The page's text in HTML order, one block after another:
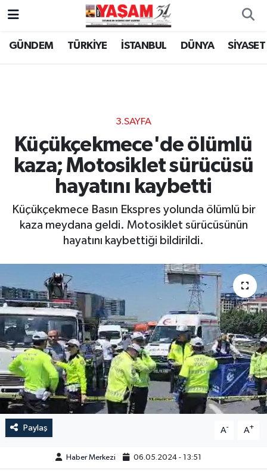
GÜNDEM TÜRKİYE İSTANBUL DÜNYA SİYASET
3.SAYFA
Küçükçekmece'de ölümlü
kaza; Motosiklet sürücüsü
hayatını kaybetti
Küçükçekmece Basın Ekspres yolunda ölümlü bir
kaza meydana geldi. Motosiklet sürücüsünün
hayatını kaybettiği bildirildi.
Paylaş A- A+
Haber Merkezi 06.05.2024 - 13:51